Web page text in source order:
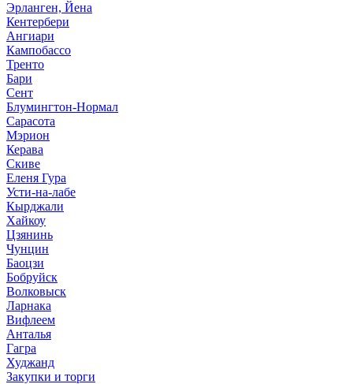
Эрланген, Йена
Кентербери
Ангиари
Кампобассо
Тренто
Бари
Сент
Блумингтон-Нормал
Сарасота
Мэрион
Керава
Скиве
Еленя Гура
Усти-на-лабе
Кырджали
Хайкоу
Цзянинь
Чунцин
Баоцзи
Бобруйск
Волковыск
Ларнака
Вифлеем
Анталья
Гагра
Худжанд
Закупки и торги